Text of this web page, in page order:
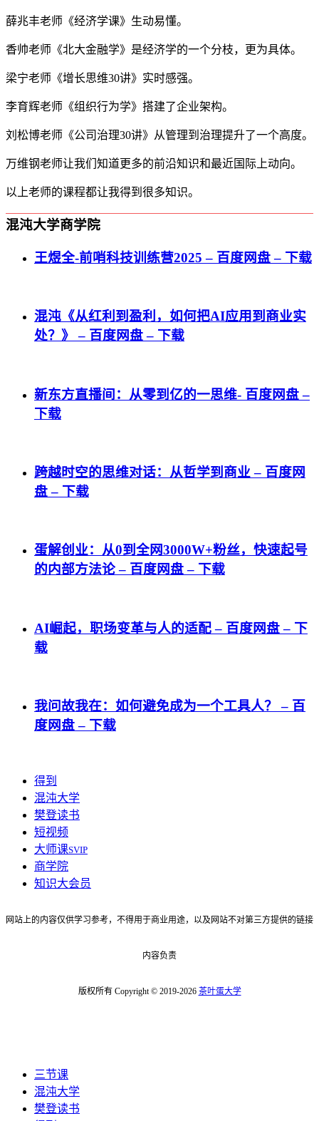
薛兆丰老师《经济学课》生动易懂。
香帅老师《北大金融学》是经济学的一个分枝，更为具体。
梁宁老师《增长思维30讲》实时感强。
李育辉老师《组织行为学》搭建了企业架构。
刘松博老师《公司治理30讲》从管理到治理提升了一个高度。
万维钢老师让我们知道更多的前沿知识和最近国际上动向。
以上老师的课程都让我得到很多知识。
混沌大学商学院
王煜全-前哨科技训练营2025 – 百度网盘 – 下载
混沌《从红利到盈利，如何把AI应用到商业实
处？》 – 百度网盘 – 下载
新东方直播间：从零到亿的一思维- 百度网盘 –
下载
跨越时空的思维对话：从哲学到商业 – 百度网
盘 – 下载
蛋解创业：从0到全网3000W+粉丝，快速起号
的内部方法论 – 百度网盘 – 下载
AI崛起，职场变革与人的适配 – 百度网盘 – 下
载
我问故我在：如何避免成为一个工具人？ – 百
度网盘 – 下载
得到
混沌大学
樊登读书
短视频
大师课SVIP
商学院
知识大会员
网站上的内容仅供学习参考，不得用于商业用途，以及网站不对第三方提供的链接
内容负责
版权所有 Copyright © 2019-2026 茶叶蛋大学
三节课
混沌大学
樊登读书